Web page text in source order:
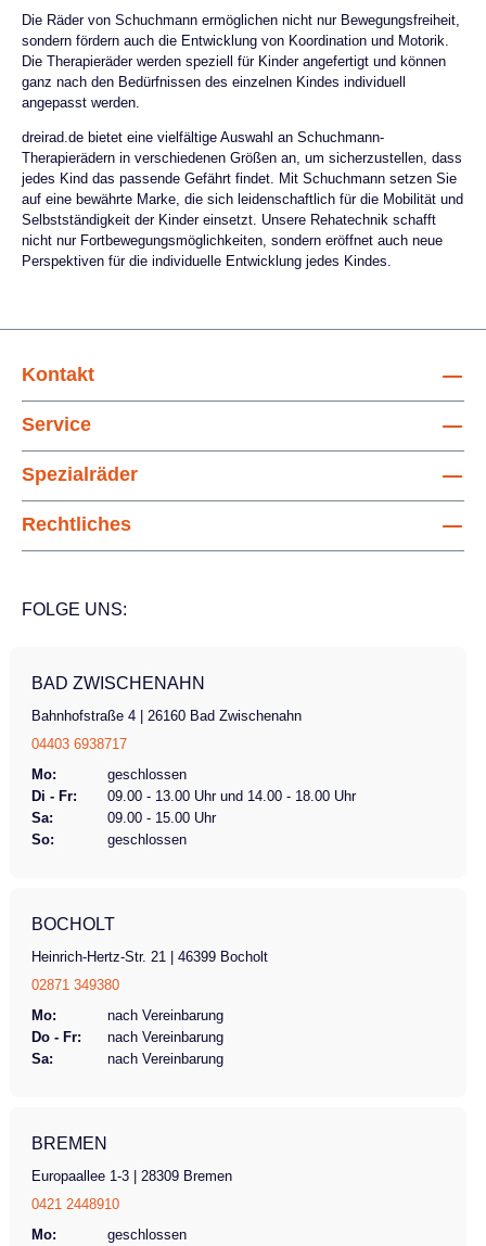
Bedürfnisse angepasst werden. Zudem ist es in
verschiedenen Größen erhältlich.Da das Momo von
Schuchmann eine Hilfsmittelnummer hat, können
Sie die Kostenübernahme bei Ihrer Krankenkasse
beantragen! Dieses Dreirad hat eine
Hilfsmittelnummer und kann bei der Krankenkasse
beantragt werden! Mehr Informationen zum Antrag
finden Sie in unserem Beitrag Dreiräder bei der
Krankenkasse beantragen. Hilfsmittelnummer:
22.51.04.0005 Das abgebildete Fahrrad dient als
Beispiel und kann je nach Ausstattung vom
Antrieb Freilaufbremsnabe mit Rücktrittbremse
Größe 20'' Maximales Benutzergewicht 80 kg
Gewicht 17 kg (ohne Zubehör) Gesamtlänge 140 cm
Gesamtbreite 69 cm Hilfsmittelnummer
Die Räder von Schuchmann ermöglichen nicht nur Bewegungsfreiheit,
sondern fördern auch die Entwicklung von Koordination und Motorik.
Die Therapieräder werden speziell für Kinder angefertigt und können
ganz nach den Bedürfnissen des einzelnen Kindes individuell
angepasst werden.
dreirad.de bietet eine vielfältige Auswahl an Schuchmann-
Therapierädern in verschiedenen Größen an, um sicherzustellen, dass
jedes Kind das passende Gefährt findet. Mit Schuchmann setzen Sie
auf eine bewährte Marke, die sich leidenschaftlich für die Mobilität und
Selbstständigkeit der Kinder einsetzt. Unsere Rehatechnik schafft
nicht nur Fortbewegungsmöglichkeiten, sondern eröffnet auch neue
Perspektiven für die individuelle Entwicklung jedes Kindes.
Kontakt
Service
Spezialräder
Rechtliches
FOLGE UNS:
BAD ZWISCHENAHN
Bahnhofstraße 4 | 26160 Bad Zwischenahn
04403 6938717
Mo:
geschlossen
Di - Fr:
09.00 - 13.00 Uhr und 14.00 - 18.00 Uhr
Sa:
09.00 - 15.00 Uhr
So:
geschlossen
BOCHOLT
Heinrich-Hertz-Str. 21 | 46399 Bocholt
02871 349380
Mo:
nach Vereinbarung
Do - Fr:
nach Vereinbarung
Sa:
nach Vereinbarung
BREMEN
Europaallee 1-3 | 28309 Bremen
0421 2448910
Mo:
geschlossen